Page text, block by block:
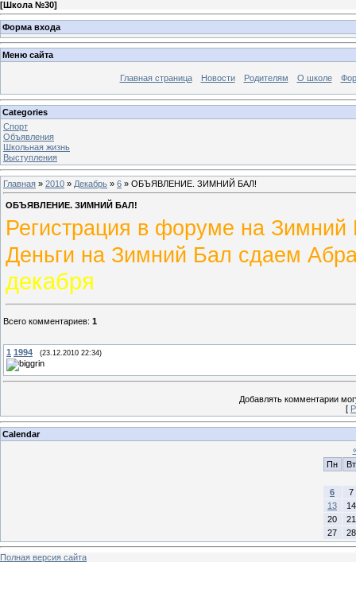
[Школа №30]
Форма входа
Меню сайта
Главная страница Новости Родителям О школе
Categories
Спорт
Объявления
Школьная жизнь
Выступления
Главная » 2010 » Декабрь » 6 » ОБЪЯВЛЕНИЕ. ЗИМНИЙ БАЛ!
ОБЪЯВЛЕНИЕ. ЗИМНИЙ БАЛ!
Регистрация в форуме на Зимний
Деньги на Зимний Бал сдаем
декабря
Всего комментариев: 1
1 1994 (23.12.2010 22:34)
Добавлять комментарии
[
Calendar
Пн
Вт
6
7
13
14
20
21
27
28
Полная версия сайта